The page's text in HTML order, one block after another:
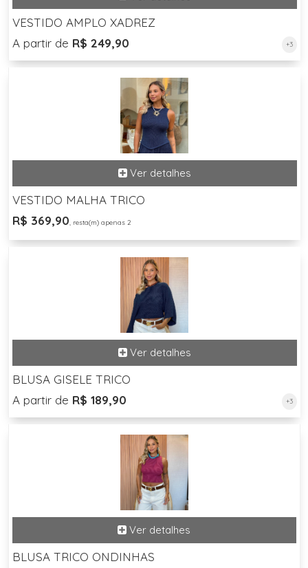
VESTIDO AMPLO XADREZ
A partir de R$ 249,90 +3
VESTIDO MALHA TRICO
R$ 369,90, resta(m) apenas 2
BLUSA GISELE TRICO
A partir de R$ 189,90 +3
BLUSA TRICO ONDINHAS